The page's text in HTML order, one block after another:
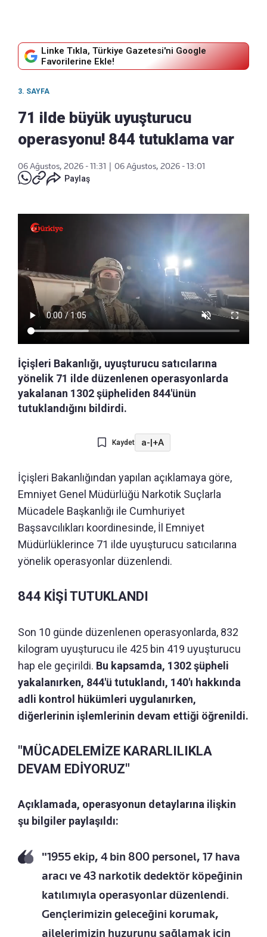
Linke Tıkla, Türkiye Gazetesi'ni Google
Favorilerine Ekle!
3. SAYFA
71 ilde büyük uyuşturucu
operasyonu! 844 tutuklama var
06 Ağustos, 2026 - 11:31
06 Ağustos, 2026 - 13:01
Paylaş
İçişleri Bakanlığı, uyuşturucu satıcılarına
yönelik 71 ilde düzenlenen operasyonlarda
yakalanan 1302 şüpheliden 844'ünün
tutuklandığını bildirdi.
Kaydet a-|+A
İçişleri Bakanlığından yapılan açıklamaya göre,
Emniyet Genel Müdürlüğü Narkotik Suçlarla
Mücadele Başkanlığı ile Cumhuriyet
Başsavcılıkları koordinesinde, İl Emniyet
Müdürlüklerince 71 ilde uyuşturucu satıcılarına
yönelik operasyonlar düzenlendi.
844 KİŞİ TUTUKLANDI
Son 10 günde düzenlenen operasyonlarda, 832
kilogram uyuşturucu ile 425 bin 419 uyuşturucu
hap ele geçirildi. Bu kapsamda, 1302 şüpheli
yakalanırken, 844'ü tutuklandı, 140'ı hakkında
adli kontrol hükümleri uygulanırken,
diğerlerinin işlemlerinin devam ettiği öğrenildi.
"MÜCADELEMİZE KARARLILIKLA
DEVAM EDİYORUZ"
Açıklamada, operasyonun detaylarına ilişkin
şu bilgiler paylaşıldı:
"1955 ekip, 4 bin 800 personel, 17 hava
aracı ve 43 narkotik dedektör köpeğinin
katılımıyla operasyonlar düzenlendi.
Gençlerimizin geleceğini korumak,
ailelerimizin huzurunu sağlamak için